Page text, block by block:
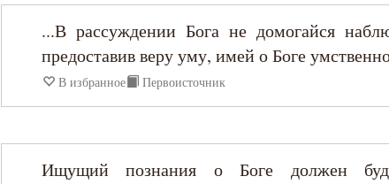
Иероним Стридонский
Иларион Оптинский (Пономарёв)
...В рассуждении Бога не домогайся
предоставив веру уму, имей о Боге
В избранное Первоисточник
Ищущий познания о Боге должен